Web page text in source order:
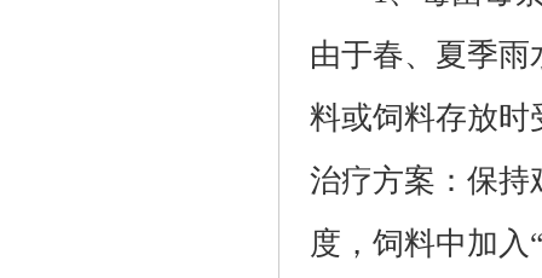
由于春、夏季
料或饲料存放时
治疗方案：保持
度，饲料中加入